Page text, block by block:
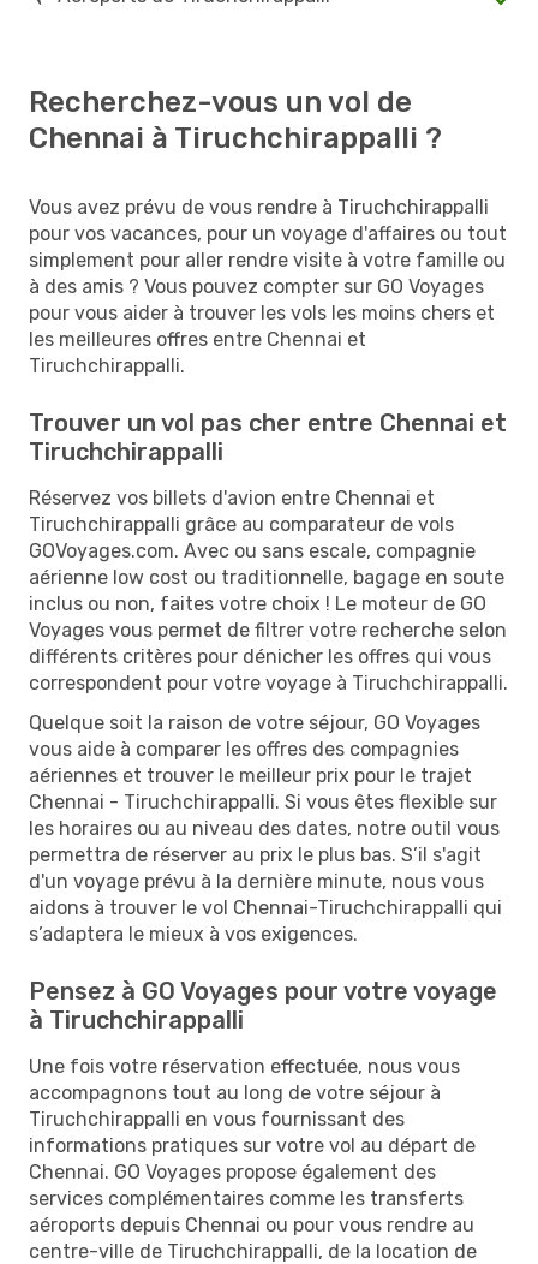
Recherchez-vous un vol de
Chennai à Tiruchchirappalli ?
Vous avez prévu de vous rendre à Tiruchchirappalli
pour vos vacances, pour un voyage d'affaires ou tout
simplement pour aller rendre visite à votre famille ou
à des amis ? Vous pouvez compter sur GO Voyages
pour vous aider à trouver les vols les moins chers et
les meilleures offres entre Chennai et
Tiruchchirappalli.
Trouver un vol pas cher entre Chennai et
Tiruchchirappalli
Réservez vos billets d'avion entre Chennai et
Tiruchchirappalli grâce au comparateur de vols
GOVoyages.com. Avec ou sans escale, compagnie
aérienne low cost ou traditionnelle, bagage en soute
inclus ou non, faites votre choix ! Le moteur de GO
Voyages vous permet de filtrer votre recherche selon
différents critères pour dénicher les offres qui vous
correspondent pour votre voyage à Tiruchchirappalli.
Quelque soit la raison de votre séjour, GO Voyages
vous aide à comparer les offres des compagnies
aériennes et trouver le meilleur prix pour le trajet
Chennai - Tiruchchirappalli. Si vous êtes flexible sur
les horaires ou au niveau des dates, notre outil vous
permettra de réserver au prix le plus bas. S’il s'agit
d'un voyage prévu à la dernière minute, nous vous
aidons à trouver le vol Chennai-Tiruchchirappalli qui
s’adaptera le mieux à vos exigences.
Pensez à GO Voyages pour votre voyage
à Tiruchchirappalli
Une fois votre réservation effectuée, nous vous
accompagnons tout au long de votre séjour à
Tiruchchirappalli en vous fournissant des
informations pratiques sur votre vol au départ de
Chennai. GO Voyages propose également des
services complémentaires comme les transferts
aéroports depuis Chennai ou pour vous rendre au
centre-ville de Tiruchchirappalli, de la location de